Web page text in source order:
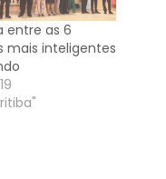
entre as 6
mais inteligentes